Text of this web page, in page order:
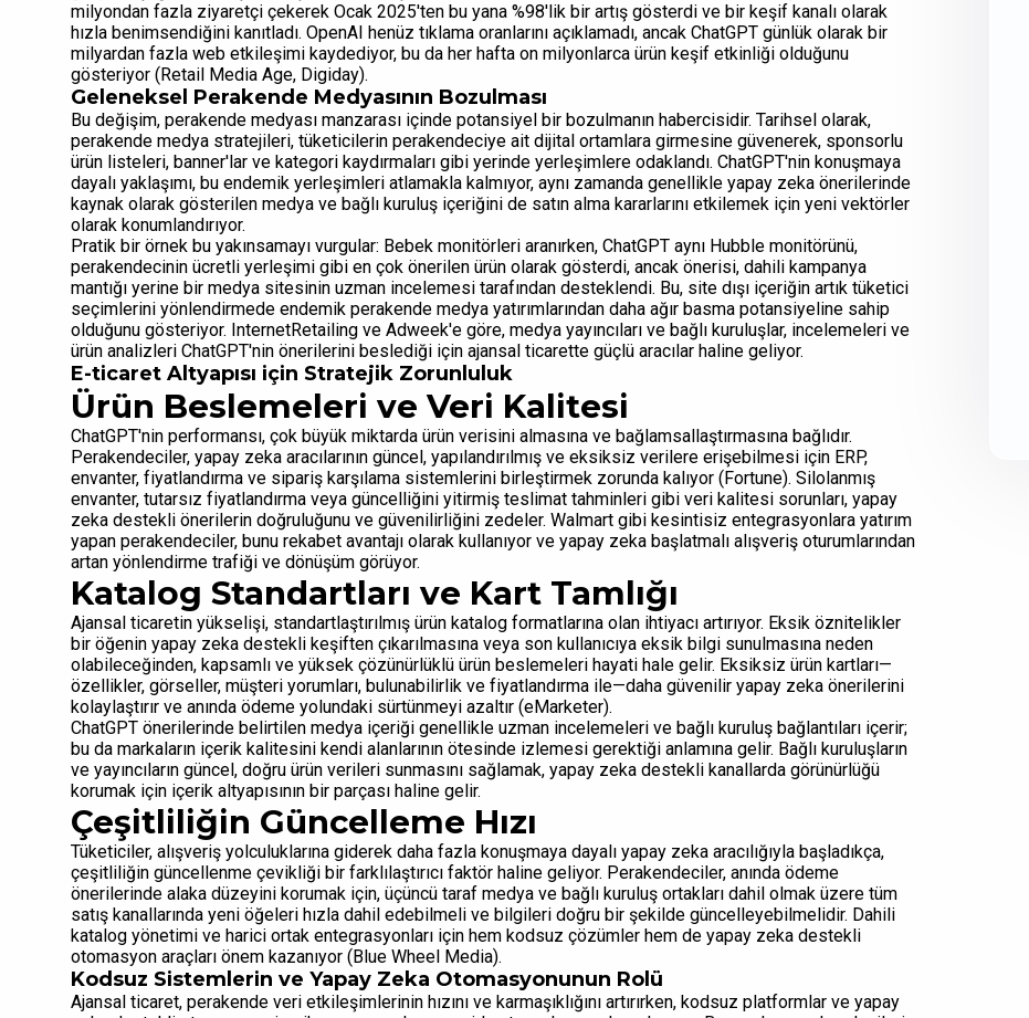
milyondan fazla ziyaretçi çekerek Ocak 2025'ten bu yana %98'lik bir artış gösterdi ve bir keşif kanalı olarak
hızla benimsendiğini kanıtladı. OpenAI henüz tıklama oranlarını açıklamadı, ancak ChatGPT günlük olarak bir
milyardan fazla web etkileşimi kaydediyor, bu da her hafta on milyonlarca ürün keşif etkinliği olduğunu
gösteriyor (Retail Media Age, Digiday).
Geleneksel Perakende Medyasının Bozulması
Bu değişim, perakende medyası manzarası içinde potansiyel bir bozulmanın habercisidir. Tarihsel olarak,
perakende medya stratejileri, tüketicilerin perakendeciye ait dijital ortamlara girmesine güvenerek, sponsorlu
ürün listeleri, banner'lar ve kategori kaydırmaları gibi yerinde yerleşimlere odaklandı. ChatGPT'nin konuşmaya
dayalı yaklaşımı, bu endemik yerleşimleri atlamakla kalmıyor, aynı zamanda genellikle yapay zeka önerilerinde
kaynak olarak gösterilen medya ve bağlı kuruluş içeriğini de satın alma kararlarını etkilemek için yeni vektörler
olarak konumlandırıyor.
Pratik bir örnek bu yakınsamayı vurgular: Bebek monitörleri aranırken, ChatGPT aynı Hubble monitörünü,
perakendecinin ücretli yerleşimi gibi en çok önerilen ürün olarak gösterdi, ancak önerisi, dahili kampanya
mantığı yerine bir medya sitesinin uzman incelemesi tarafından desteklendi. Bu, site dışı içeriğin artık tüketici
seçimlerini yönlendirmede endemik perakende medya yatırımlarından daha ağır basma potansiyeline sahip
olduğunu gösteriyor. InternetRetailing ve Adweek'e göre, medya yayıncıları ve bağlı kuruluşlar, incelemeleri ve
ürün analizleri ChatGPT'nin önerilerini beslediği için ajansal ticarette güçlü aracılar haline geliyor.
E-ticaret Altyapısı için Stratejik Zorunluluk
Ürün Beslemeleri ve Veri Kalitesi
ChatGPT'nin performansı, çok büyük miktarda ürün verisini almasına ve bağlamsallaştırmasına bağlıdır.
Perakendeciler, yapay zeka aracılarının güncel, yapılandırılmış ve eksiksiz verilere erişebilmesi için ERP,
envanter, fiyatlandırma ve sipariş karşılama sistemlerini birleştirmek zorunda kalıyor (Fortune). Silolanmış
envanter, tutarsız fiyatlandırma veya güncelliğini yitirmiş teslimat tahminleri gibi veri kalitesi sorunları, yapay
zeka destekli önerilerin doğruluğunu ve güvenilirliğini zedeler. Walmart gibi kesintisiz entegrasyonlara yatırım
yapan perakendeciler, bunu rekabet avantajı olarak kullanıyor ve yapay zeka başlatmalı alışveriş oturumlarından
artan yönlendirme trafiği ve dönüşüm görüyor.
Katalog Standartları ve Kart Tamlığı
Ajansal ticaretin yükselişi, standartlaştırılmış ürün katalog formatlarına olan ihtiyacı artırıyor. Eksik öznitelikler
bir öğenin yapay zeka destekli keşiften çıkarılmasına veya son kullanıcıya eksik bilgi sunulmasına neden
olabileceğinden, kapsamlı ve yüksek çözünürlüklü ürün beslemeleri hayati hale gelir. Eksiksiz ürün kartları—
özellikler, görseller, müşteri yorumları, bulunabilirlik ve fiyatlandırma ile—daha güvenilir yapay zeka önerilerini
kolaylaştırır ve anında ödeme yolundaki sürtünmeyi azaltır (eMarketer).
ChatGPT önerilerinde belirtilen medya içeriği genellikle uzman incelemeleri ve bağlı kuruluş bağlantıları içerir;
bu da markaların içerik kalitesini kendi alanlarının ötesinde izlemesi gerektiği anlamına gelir. Bağlı kuruluşların
ve yayıncıların güncel, doğru ürün verileri sunmasını sağlamak, yapay zeka destekli kanallarda görünürlüğü
korumak için içerik altyapısının bir parçası haline gelir.
Çeşitliliğin Güncelleme Hızı
Tüketiciler, alışveriş yolculuklarına giderek daha fazla konuşmaya dayalı yapay zeka aracılığıyla başladıkça,
çeşitliliğin güncellenme çevikliği bir farklılaştırıcı faktör haline geliyor. Perakendeciler, anında ödeme
önerilerinde alaka düzeyini korumak için, üçüncü taraf medya ve bağlı kuruluş ortakları dahil olmak üzere tüm
satış kanallarında yeni öğeleri hızla dahil edebilmeli ve bilgileri doğru bir şekilde güncelleyebilmelidir. Dahili
katalog yönetimi ve harici ortak entegrasyonları için hem kodsuz çözümler hem de yapay zeka destekli
otomasyon araçları önem kazanıyor (Blue Wheel Media).
Kodsuz Sistemlerin ve Yapay Zeka Otomasyonunun Rolü
Ajansal ticaret, perakende veri etkileşimlerinin hızını ve karmaşıklığını artırırken, kodsuz platformlar ve yapay